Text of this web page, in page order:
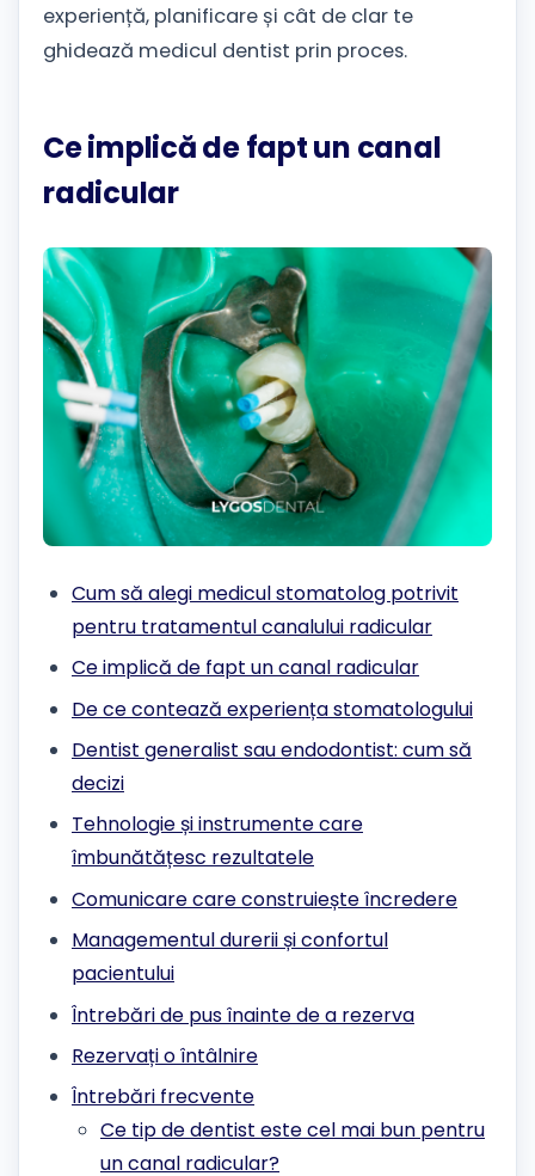
experiență, planificare și cât de clar te
ghidează medicul dentist prin proces.
Ce implică de fapt un canal
radicular
Cum să alegi medicul stomatolog potrivit
pentru tratamentul canalului radicular
Ce implică de fapt un canal radicular
De ce contează experiența stomatologului
Dentist generalist sau endodontist: cum să
decizi
Tehnologie și instrumente care
îmbunătățesc rezultatele
Comunicare care construiește încredere
Managementul durerii și confortul
pacientului
Întrebări de pus înainte de a rezerva
Rezervați o întâlnire
Întrebări frecvente
Ce tip de dentist este cel mai bun pentru
un canal radicular?